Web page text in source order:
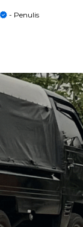
- Penulis